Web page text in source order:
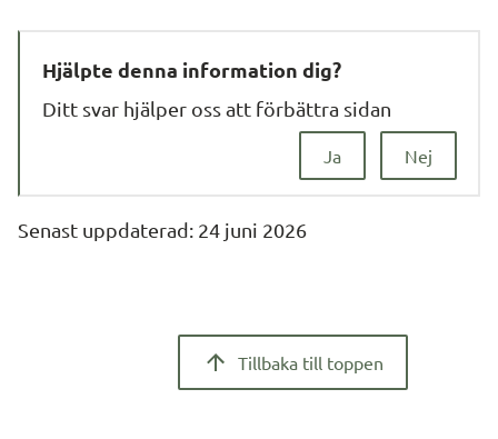
Hjälpte denna information dig?
Nej
Ja
Ditt svar hjälper oss att förbättra sidan
Senast uppdaterad: 24 juni 2026
Tillbaka till toppen